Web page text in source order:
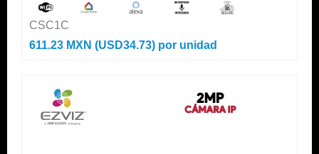
CSC1C
611.23 MXN (USD34.73) por unidad